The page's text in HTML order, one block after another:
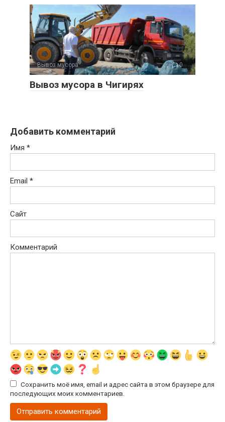
Вывоз мусора 0
Вывоз мусора в Чигирях
Добавить комментарий
Имя *
Email *
Сайт
Комментарий
Сохранить моё имя, email и адрес сайта в этом браузере для
последующих моих комментариев.